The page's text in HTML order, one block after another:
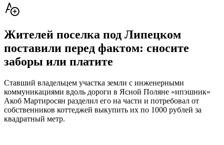
Жителей поселка под Липецком
поставили перед фактом: сносите
заборы или платите
Ставший владельцем участка земли с инженерными
коммуникациями вдоль дороги в Ясной Поляне «ипэшник»
Акоб Мартиросян разделил его на части и потребовал от
собственников коттеджей выкупить их по 1000 рублей за
квадратный метр.